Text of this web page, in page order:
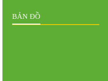
BẢN ĐỒ